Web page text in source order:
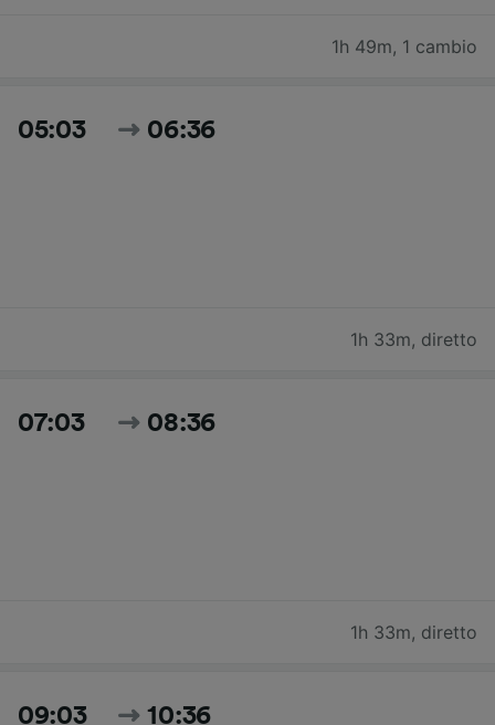
1h 49m, 1 cambio
05:03 06:36
1h 33m, diretto
07:03 08:36
1h 33m, diretto
09:03 10:36